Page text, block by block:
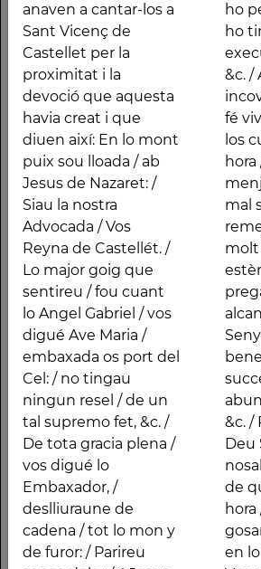
anaven a cantar-los a
Sant Vicenç de
Castellet per la
proximitat i la
devoció que aquesta
havia creat i que
diuen així: En lo mont
puix sou lloada / ab
Jesus de Nazaret: /
Siau la nostra
Advocada / Vos
Reyna de Castellét. /
Lo major goig que
sentireu / fou cuant
lo Angel Gabriel / vos
digué Ave Maria /
embaxada os port del
Cel: / no tingau
ningun resel / de un
tal supremo fet, &c. /
De tota gracia plena /
vos digué lo
Embaxador, /
deslliuraune de
cadena / tot lo mon y
de furor: / Parireu
ho permeté: / y puix
ho tingué per be / de
executar tal decret /
&c. / Als queus
incovan, Senyora, / ab
fé viva y de bon cor; /
los curau prest y tota
hora / lo horrible mal
menjador: / Per tot lo
mal si vos agrada / lo
remey sempre es
molt cert, &c. / A tota
estèril Dona / quens
prega ab devoció, /
alcançauli gran
Senyora / lo fruit de
benedicció:/ Y per tal
successió /dauli
abundància de llet,
&c. / Pregau vos á
Deu Senyora, / per
nosaltres pecadors, /
de quens aparell bon
hora / per anar á
gosar del dos: / Que
en lo Cel regnem ab
Goigs de Nostra
Senyora de Castellèt;
que la gent de
Castellbell i el Vilar
anaven a cantar-los a
Sant Vicenç de
Castellet per la
proximitat i la devoció
que aquesta havia
creat i que diuen així:
En lo mont puix sou
lloada / ab Jesus de
Nazaret: / Siau la nostra
Advocada / Vos Reyna
de Castellét. / Lo major
goig que sentireu / fou
cuant lo Angel Gabriel
/ vos digué Ave Maria /
embaxada os port del
Cel: / no tingau ningun
resel / de un tal
supremo fet, &c. / De
tota gracia plena / vos
digué lo Embaxador, /
deslliuraune de
nasqué / per redimir lo
pecat / Deu lo Pare ho
permeté: / y puix ho
tingué per be / de
executar tal decret /
&c. / Als queus incovan,
Senyora, / ab fé viva y
de bon cor; / los curau
prest y tota hora / lo
horrible mal menjador:
/ Per tot lo mal si vos
agrada / lo remey
sempre es molt cert,
&c. / A tota estèril Dona
/ quens prega ab
devoció, / alcançauli
gran Senyora / lo fruit
de benedicció:/ Y per
tal successió /dauli
abundància de llet, &c.
/ Pregau vos á Deu
Senyora, / per nosaltres
pecadors, / de quens
aparell bon hora / per
anar á gosar del dos: /